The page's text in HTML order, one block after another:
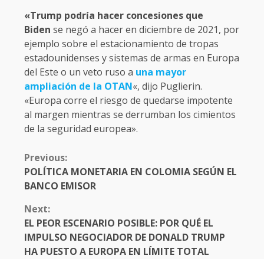
«Trump podría hacer concesiones que
Biden se negó a hacer en diciembre de 2021, por
ejemplo sobre el estacionamiento de tropas
estadounidenses y sistemas de armas en Europa
del Este o un veto ruso a una mayor
ampliación de la OTAN«, dijo Puglierin.
«Europa corre el riesgo de quedarse impotente
al margen mientras se derrumban los cimientos
de la seguridad europea».
CONTINUE
READING
Previous:
POLÍTICA MONETARIA EN COLOMIA SEGÚN EL
BANCO EMISOR
Next:
EL PEOR ESCENARIO POSIBLE: POR QUÉ EL
IMPULSO NEGOCIADOR DE DONALD TRUMP
HA PUESTO A EUROPA EN LÍMITE TOTAL